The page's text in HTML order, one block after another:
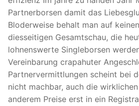
Partnerborsen damit das
Bloderweise behalt man auf
diesseitigen Gesamtschau, die
lohnenswerte Singleborsen
Vereinbarung crapahuter
Partnervermittlungen scheint bei
nicht machbar, auch die
anderem Preise erst in ein